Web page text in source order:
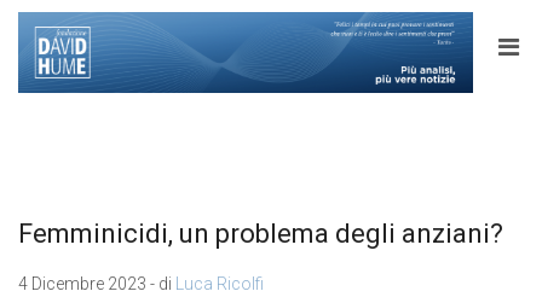
Femminicidi, un problema degli anziani?
4 Dicembre 2023 - di Luca Ricolfi